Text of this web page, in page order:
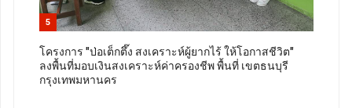
5
โครงการ "ป่อเต็กตึ๊ง สงเคราะห์ผู้ยากไร้ ให้โอกาสชีวิต"
ลงพื้นที่มอบเงินสงเคราะห์ค่าครองชีพ พื้นที่ เขตธนบุรี
กรุงเทพมหานคร